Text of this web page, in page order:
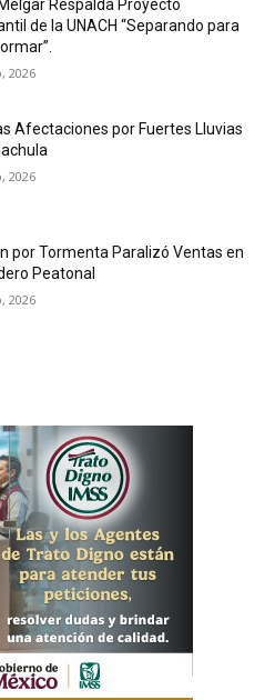
Respalda Proyecto
de la UNACH “Separando para
2026
Afectaciones por Fuertes Lluvias
2026
por Tormenta Paralizó Ventas en
Peatonal
2026